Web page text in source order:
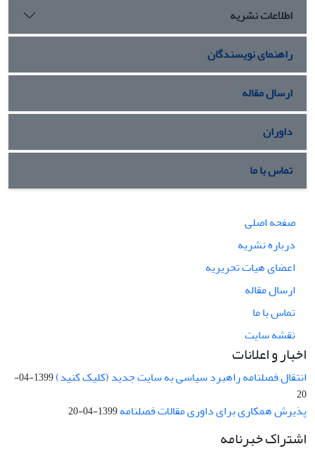
اطلاعات نشریه
راهنمای نویسندگان
ارسال مقاله
داوران
تماس با ما
صفحه اصلی
درباره نشریه
اعضای هیات تحریریه
ارسال مقاله
تماس با ما
نقشه سایت
اخبار و اعلانات
انتقال فصلنامه راهبرد سیاسی به سایت جدید (کلیک کنید)
1399-04-
20
پذیرش همکاری برای داوری مقالات فصلنامه1399-04-20
اشتراک خبرنامه